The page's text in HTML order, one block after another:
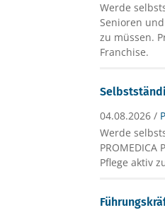
Werde
Senioren
zu müssen.
Franchise.
04.08.2026 /
Werde
Pflege aktiv